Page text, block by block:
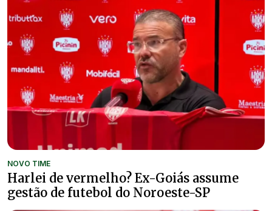
NOVO TIME
Harlei de vermelho? Ex-Goiás assume
gestão de futebol do Noroeste-SP